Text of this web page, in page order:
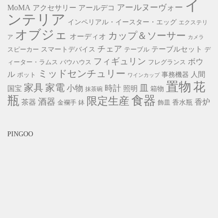
MoMA アクセサリー アールデコ アールヌーヴォー イ
ンテリア インペリアル・イースター・エッグ エクステリ
ア オブジェ オーディオ カップ＆ソーサー カメラ
スピーカー スマートデバイス チェア テーブル テーブルセット
デ
ィーター・ラムス バウハウス フィギュリン フレグランス ボウ
ル ポット ミッドセンチュリー ワインカップ 事務機器 人間
国宝 家具 家電 小物 抹茶碗 時計 照明 箱物 置物 花
瓶 茶器 酒器 金襴手 鉢 限定生産 食器 飾皿 香水瓶 香炉
PINGOO